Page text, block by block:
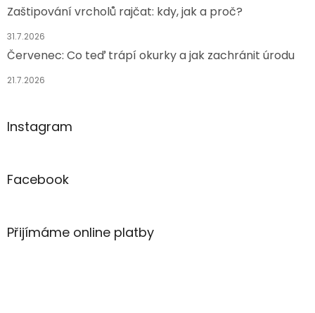
Zaštipování vrcholů rajčat: kdy, jak a proč?
31.7.2026
Červenec: Co teď trápí okurky a jak zachránit úrodu
21.7.2026
Instagram
Facebook
Přijímáme online platby